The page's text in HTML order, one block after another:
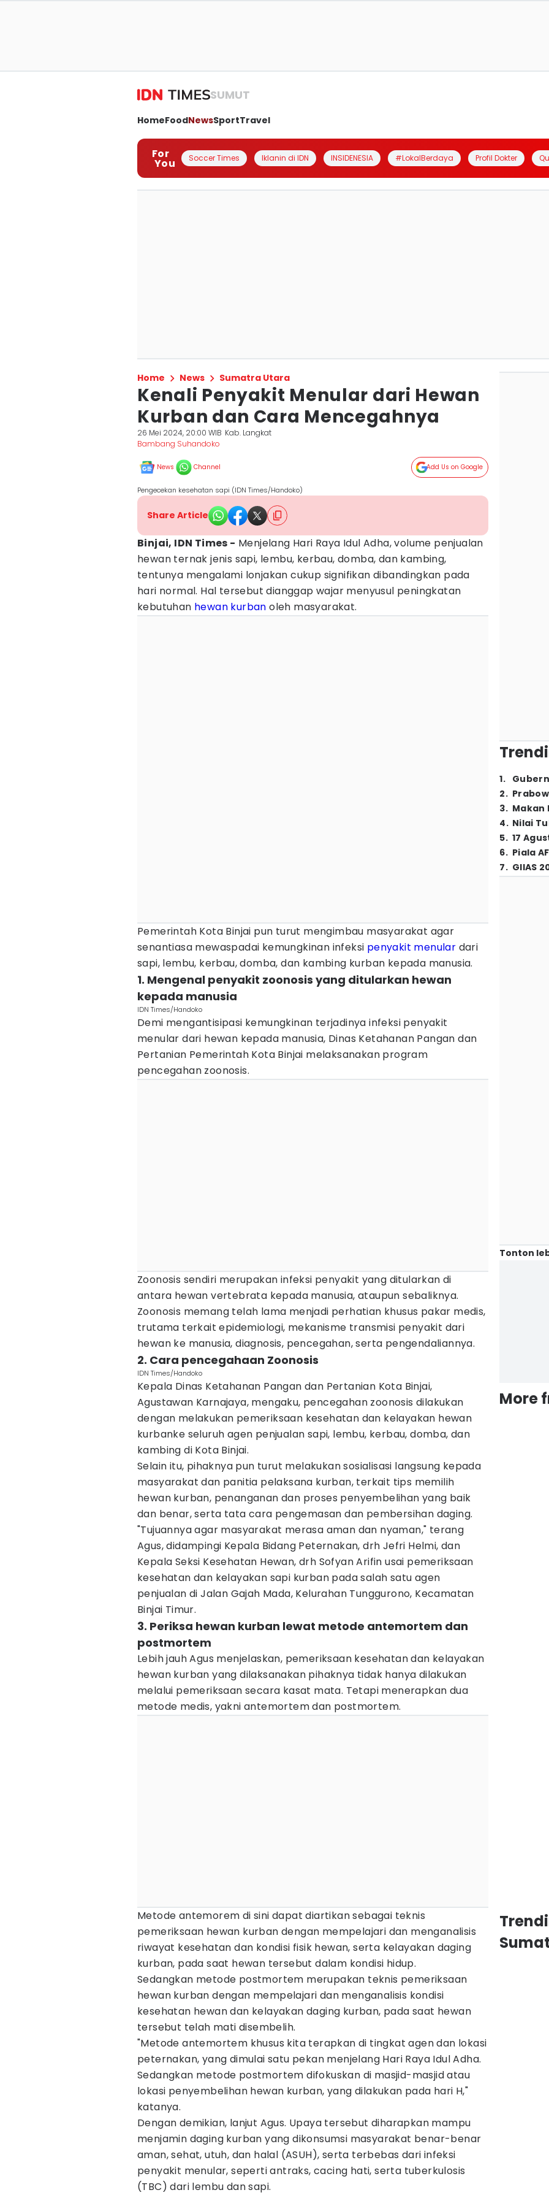
SUMUT
HomeFoodNewsSportTravel
For
You Soccer Times Iklanin di IDN INSIDENESIA #LokalBerdaya Profil Dokter
Home News Sumatra Utara
Kenali Penyakit Menular dari Hewan
Kurban dan Cara Mencegahnya
26 Mei 2024, 20:00 WIB Kab. Langkat
Bambang Suhandoko
News Channel Add Us on Google
Pengecekan kesehatan sapi (IDN Times/Handoko)
Share Article
Binjai, IDN Times - Menjelang Hari Raya Idul Adha, volume penjualan
hewan ternak jenis sapi, lembu, kerbau, domba, dan kambing,
tentunya mengalami lonjakan cukup signifikan dibandingkan pada
hari normal. Hal tersebut dianggap wajar menyusul peningkatan
kebutuhan hewan kurban oleh masyarakat.
Pemerintah Kota Binjai pun turut mengimbau masyarakat agar
senantiasa mewaspadai kemungkinan infeksi penyakit menular dari
sapi, lembu, kerbau, domba, dan kambing kurban kepada manusia.
1. Mengenal penyakit zoonosis yang ditularkan hewan
kepada manusia
IDN Times/Handoko
Demi mengantisipasi kemungkinan terjadinya infeksi penyakit
menular dari hewan kepada manusia, Dinas Ketahanan Pangan dan
Pertanian Pemerintah Kota Binjai melaksanakan program
pencegahan zoonosis.
Zoonosis sendiri merupakan infeksi penyakit yang ditularkan di
antara hewan vertebrata kepada manusia, ataupun sebaliknya.
Zoonosis memang telah lama menjadi perhatian khusus pakar medis,
trutama terkait epidemiologi, mekanisme transmisi penyakit dari
hewan ke manusia, diagnosis, pencegahan, serta pengendaliannya.
2. Cara pencegahaan Zoonosis
IDN Times/Handoko
Kepala Dinas Ketahanan Pangan dan Pertanian Kota Binjai,
Agustawan Karnajaya, mengaku, pencegahan zoonosis dilakukan
dengan melakukan pemeriksaan kesehatan dan kelayakan hewan
kurbanke seluruh agen penjualan sapi, lembu, kerbau, domba, dan
kambing di Kota Binjai.
Selain itu, pihaknya pun turut melakukan sosialisasi langsung kepada
masyarakat dan panitia pelaksana kurban, terkait tips memilih
hewan kurban, penanganan dan proses penyembelihan yang baik
dan benar, serta tata cara pengemasan dan pembersihan daging.
"Tujuannya agar masyarakat merasa aman dan nyaman," terang
Agus, didampingi Kepala Bidang Peternakan, drh Jefri Helmi, dan
Kepala Seksi Kesehatan Hewan, drh Sofyan Arifin usai pemeriksaan
kesehatan dan kelayakan sapi kurban pada salah satu agen
penjualan di Jalan Gajah Mada, Kelurahan Tunggurono, Kecamatan
Binjai Timur.
3. Periksa hewan kurban lewat metode antemortem dan
postmortem
Lebih jauh Agus menjelaskan, pemeriksaan kesehatan dan kelayakan
hewan kurban yang dilaksanakan pihaknya tidak hanya dilakukan
melalui pemeriksaan secara kasat mata. Tetapi menerapkan dua
metode medis, yakni antemortem dan postmortem.
Metode antemorem di sini dapat diartikan sebagai teknis
pemeriksaan hewan kurban dengan mempelajari dan menganalisis
riwayat kesehatan dan kondisi fisik hewan, serta kelayakan daging
kurban, pada saat hewan tersebut dalam kondisi hidup.
Sedangkan metode postmortem merupakan teknis pemeriksaan
hewan kurban dengan mempelajari dan menganalisis kondisi
kesehatan hewan dan kelayakan daging kurban, pada saat hewan
tersebut telah mati disembelih.
"Metode antemortem khusus kita terapkan di tingkat agen dan lokasi
peternakan, yang dimulai satu pekan menjelang Hari Raya Idul Adha.
Sedangkan metode postmortem difokuskan di masjid-masjid atau
lokasi penyembelihan hewan kurban, yang dilakukan pada hari H,"
katanya.
Dengan demikian, lanjut Agus. Upaya tersebut diharapkan mampu
menjamin daging kurban yang dikonsumsi masyarakat benar-benar
aman, sehat, utuh, dan halal (ASUH), serta terbebas dari infeksi
penyakit menular, seperti antraks, cacing hati, serta tuberkulosis
(TBC) dari lembu dan sapi.
1.
2.
3. Makan
4. Nilai
5. 17
6. Piala
7. GIIAS
Tonton
More